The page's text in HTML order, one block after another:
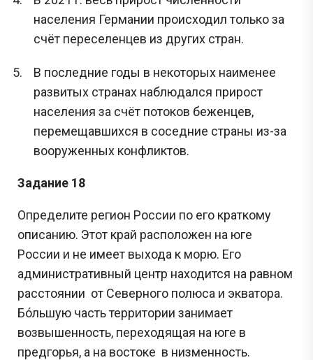
населения Германии происходил только за
счёт переселенцев из других стран.
В последние годы в некоторых наименее
развитых странах наблюдался прирост
населения за счёт потоков беженцев,
перемещавшихся в соседние страны из-за
вооруженных конфликтов.
Задание 18
Определите регион России по его краткому
описанию. Этот край расположен на юге
России и не имеет выхода к морю. Его
административный центр находится на равном
расстоянии от Северного полюса и экватора.
Бóльшую часть территории занимает
возвышенность, переходящая на юге в
предгорья, а на востоке в низменность.